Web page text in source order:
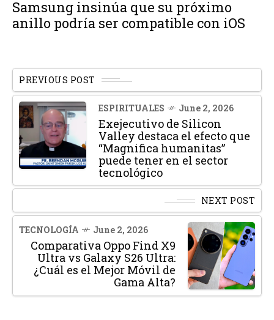
Samsung insinúa que su próximo
anillo podría ser compatible con iOS
PREVIOUS POST
ESPIRITUALES June 2, 2026
Exejecutivo de Silicon
Valley destaca el efecto que
“Magnifica humanitas”
puede tener en el sector
tecnológico
NEXT POST
TECNOLOGÍA June 2, 2026
Comparativa Oppo Find X9
Ultra vs Galaxy S26 Ultra:
¿Cuál es el Mejor Móvil de
Gama Alta?